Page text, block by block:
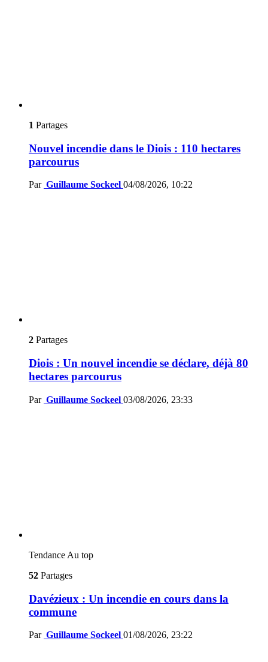
1 Partages
Nouvel incendie dans le Diois : 110 hectares
parcourus
Par Guillaume Sockeel 04/08/2026, 10:22
2 Partages
Diois : Un nouvel incendie se déclare, déjà 80
hectares parcourus
Par Guillaume Sockeel 03/08/2026, 23:33
Tendance Au top
52 Partages
Davézieux : Un incendie en cours dans la
commune
Par Guillaume Sockeel 01/08/2026, 23:22